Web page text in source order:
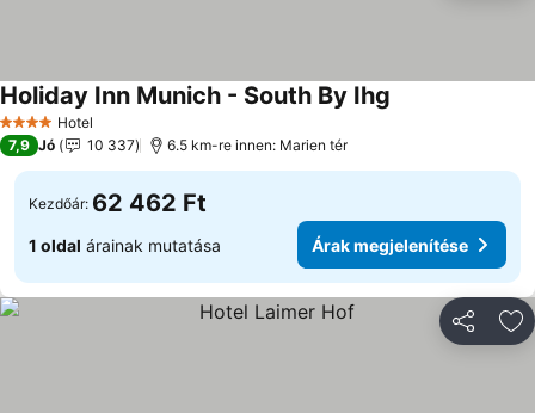
4 KategóriaHotel
Holiday Inn Munich - South By Ihg
7,9 Jó 10 337 6.5 km-re innen: Marien tér
Kezdőár: 62 462 Ft
1 oldal árainak mutatása Árak megjelenítése